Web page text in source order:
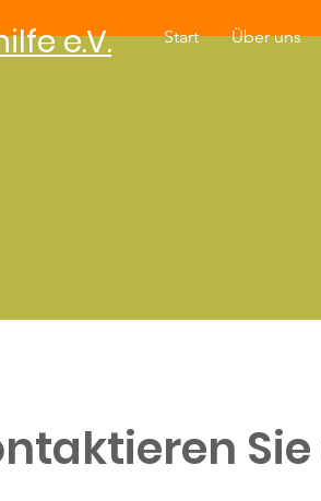
e.V. Start Über uns